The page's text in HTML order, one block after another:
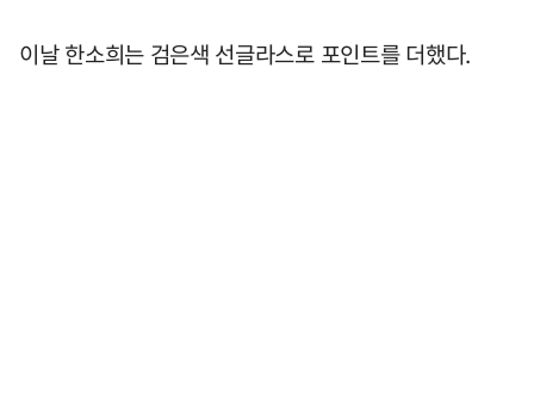
이날 한소희는 검은색 선글라스로 포인트를 더했다.